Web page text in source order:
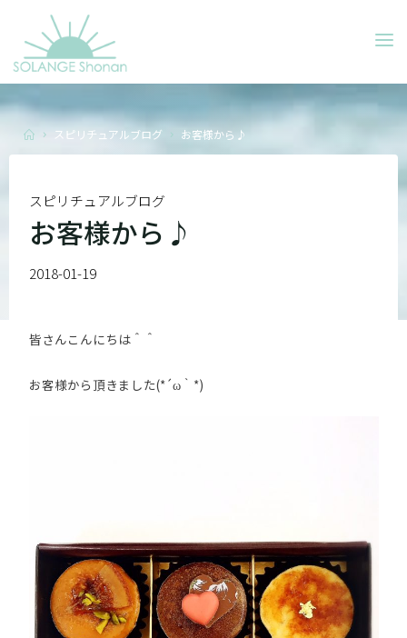
content
Homeスピリチュアルブログ お客様から♪
スピリチュアルブログ
お客様から♪
2018-01-19
皆さんこんにちは＾＾
お客様から頂きました(*´ω｀*)